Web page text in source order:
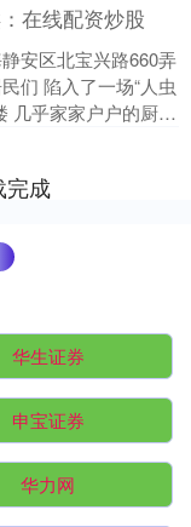
在线配资炒股
安区北宝兴路660弄
们 陷入了一场“人虫
几乎家家户户的厨
完成
华生证券
申宝证券
华力网